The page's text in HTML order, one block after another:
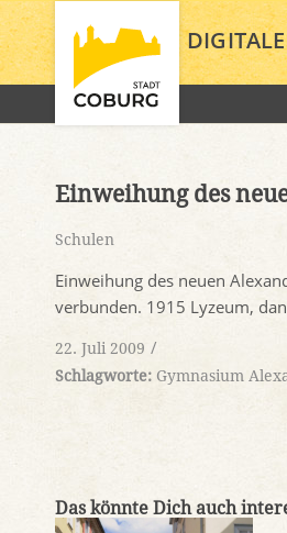
Einweihung des
Schulen
Einweihung des neuen
verbunden. 1915 Lyzeum,
22. Juli 2009 /
Schlagworte: Gymnasium
Das könnte Dich auch